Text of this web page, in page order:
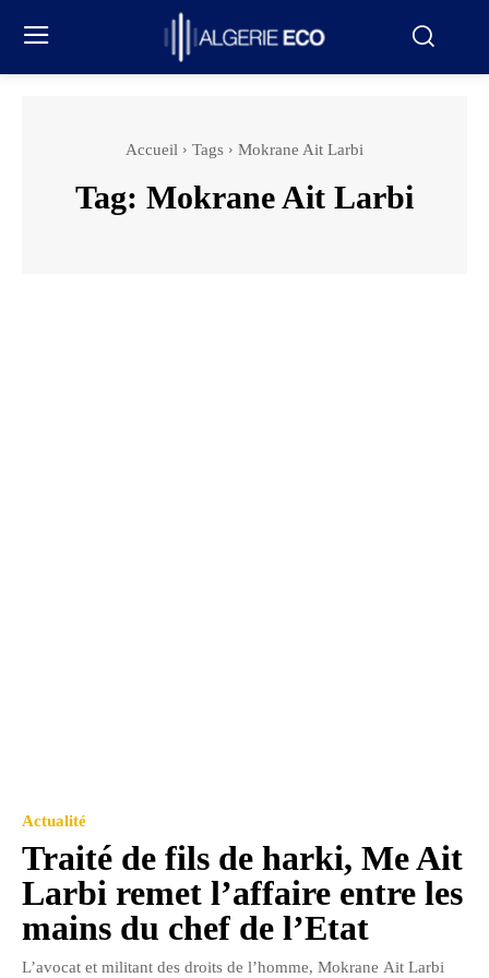
Accueil Tags Mokrane Ait Larbi
Tag: Mokrane Ait Larbi
Actualité
Traité de fils de harki, Me Ait
Larbi remet l’affaire entre les
mains du chef de l’Etat
L’avocat et militant des droits de l’homme, Mokrane Ait Larbi